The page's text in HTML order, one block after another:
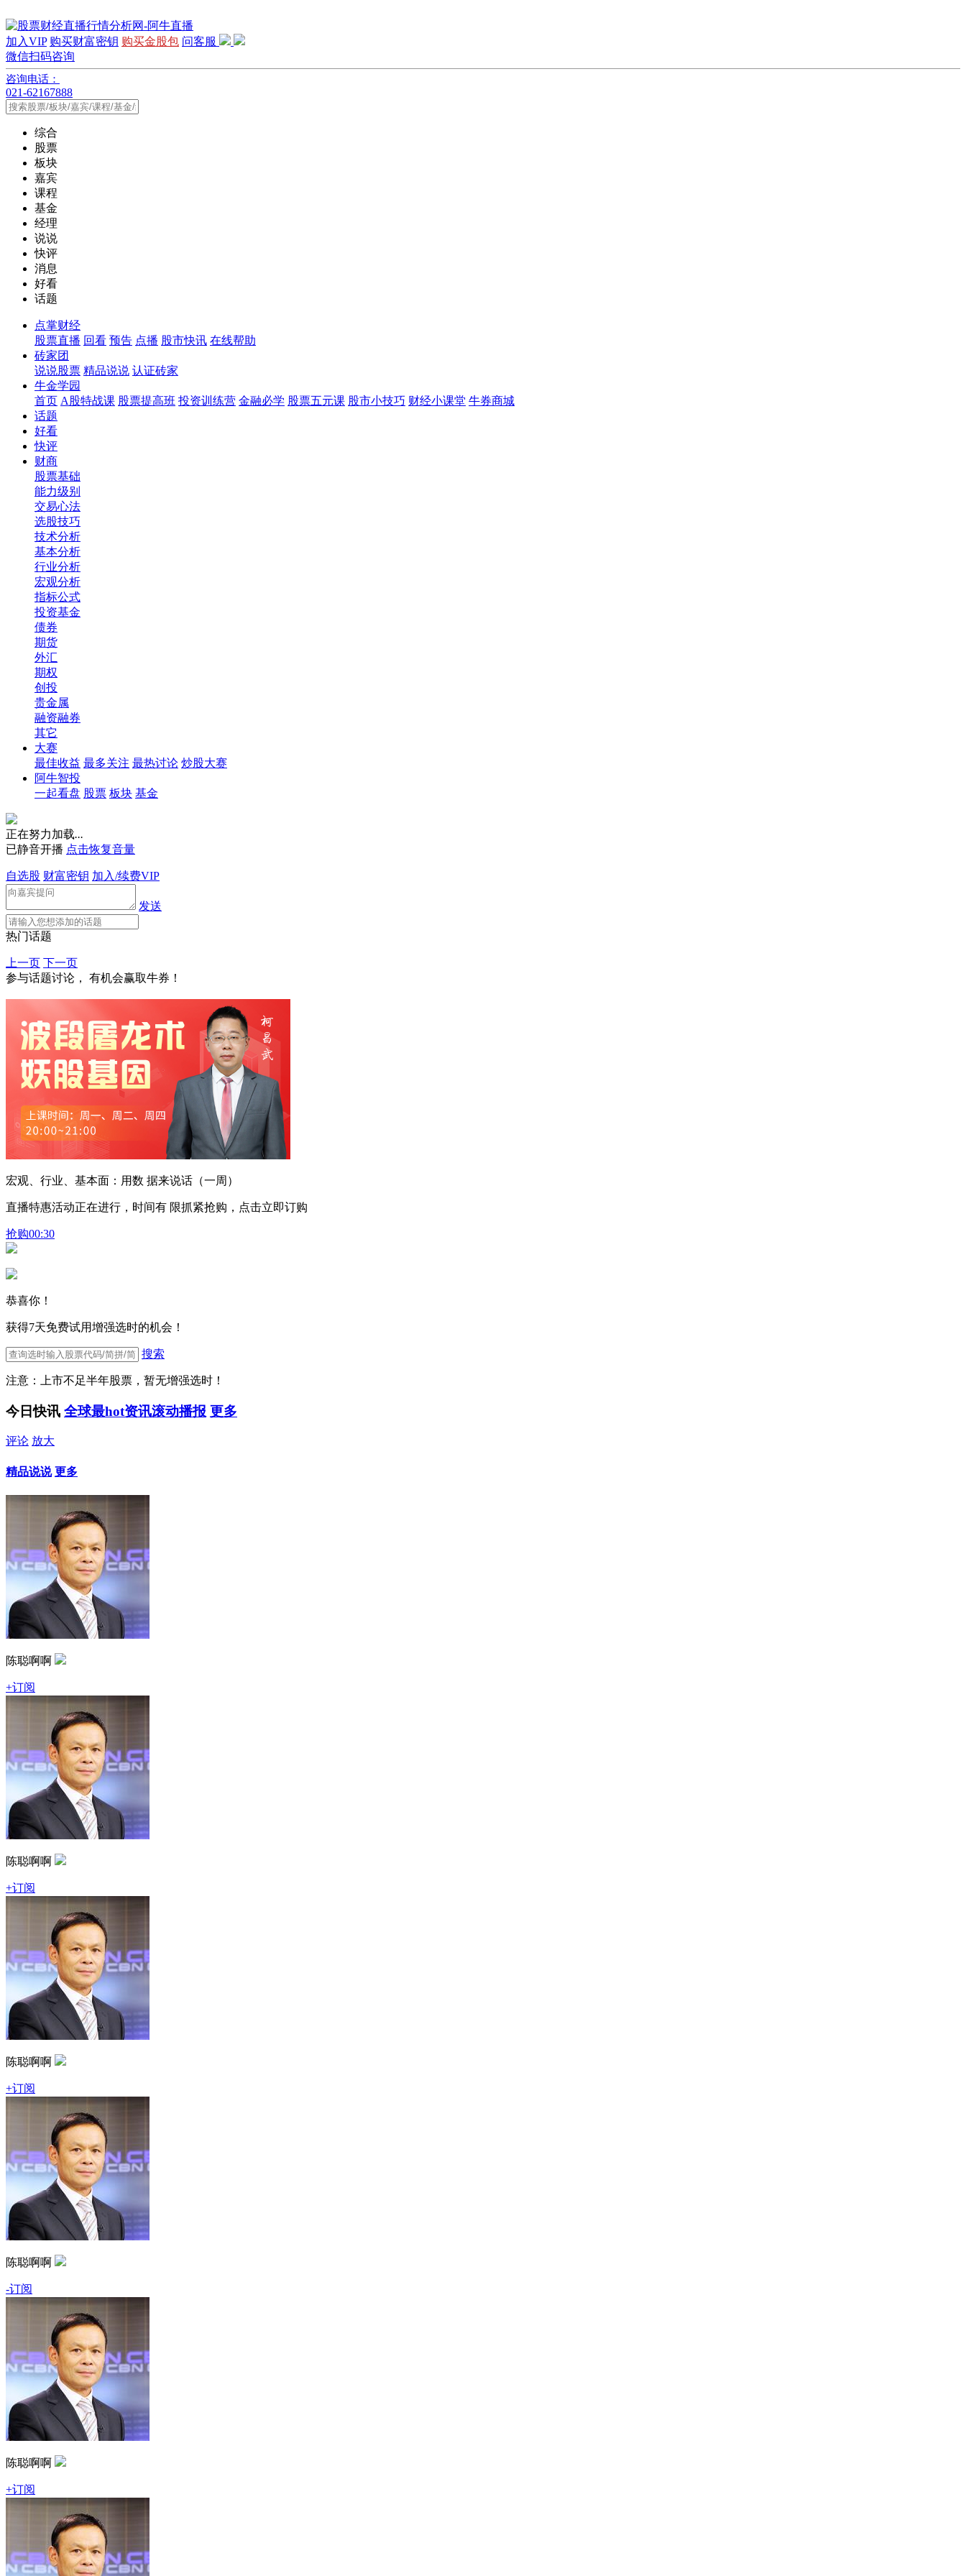
加入VIP 购买财富密钥 购买金股包 问客服
微信扫码咨询
咨询电话：
021-62167888
综合
股票
板块
嘉宾
课程
基金
经理
说说
快评
消息
好看
话题
点掌财经
股票直播 回看 预告 点播 股市快讯 在线帮助
砖家团
说说股票 精品说说 认证砖家
牛金学园
首页 A股特战课 股票提高班 投资训练营 金融必学 股票五元课 股市小技巧 财经小课堂 牛券商城
话题
好看
快评
财商
股票基础
能力级别
交易心法
选股技巧
技术分析
基本分析
行业分析
宏观分析
指标公式
投资基金
债券
期货
外汇
期权
创投
贵金属
融资融券
其它
大赛
最佳收益 最多关注 最热讨论 炒股大赛
阿牛智投
一起看盘 股票 板块 基金
正在努力加载...
已静音开播 点击恢复音量
自选股 财富密钥 加入/续费VIP
发送
热门话题
上一页 下一页
参与话题讨论， 有机会赢取牛券！
宏观、行业、基本面：用数 据来说话（一周）
直播特惠活动正在进行，时间有 限抓紧抢购，点击立即订购
抢购00:30
恭喜你！
获得7天免费试用增强选时的机会！
搜索
注意：上市不足半年股票，暂无增强选时！
今日快讯 全球最hot资讯滚动播报 更多
评论 放大
精品说说 更多
陈聪啊啊
+订阅
陈聪啊啊
+订阅
陈聪啊啊
+订阅
陈聪啊啊
-订阅
陈聪啊啊
+订阅